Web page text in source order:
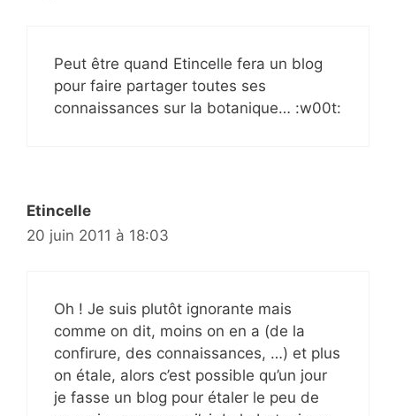
Peut être quand Etincelle fera un blog
pour faire partager toutes ses
connaissances sur la botanique… :w00t:
Etincelle
20 juin 2011 à 18:03
Oh ! Je suis plutôt ignorante mais
comme on dit, moins on en a (de la
confirure, des connaissances, …) et plus
on étale, alors c’est possible qu’un jour
je fasse un blog pour étaler le peu de